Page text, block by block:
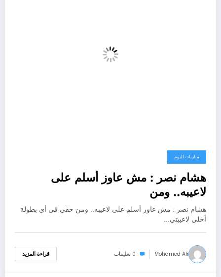
مباريات اليوم
هشام نصر : مش عاوز أسلم على
لاعيبه.. ومن
هشام نصر : مش عاوز أسلم على لاعيبه.. ومن حقي في أي بطولة
أخلي لاعيبتي…
Mohamed Ali 0 تعليقات قراءة المزيد